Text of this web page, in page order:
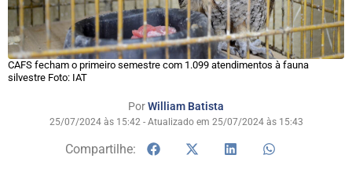
CAFS fecham o primeiro semestre com 1.099 atendimentos à fauna
silvestre Foto: IAT
PorWilliam Batista
25/07/2024 às 15:42 - Atualizado em 25/07/2024 às 15:43
Compartilhe: